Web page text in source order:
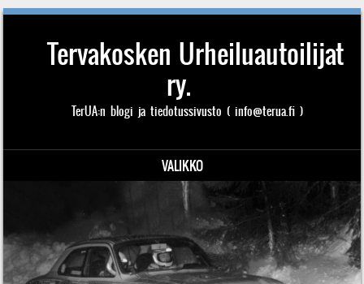
Tervakosken Urheiluautoilijat
ry.
TerUA:n blogi ja tiedotussivusto ( info@terua.fi )
VALIKKO